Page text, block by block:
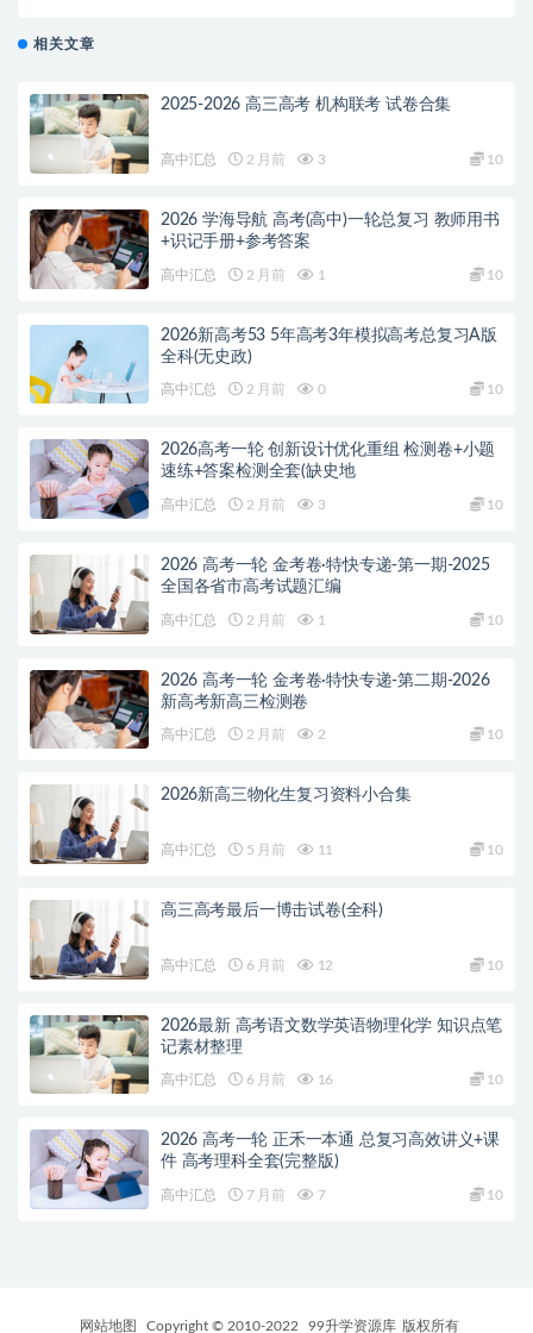
相关文章
2025-2026 高三高考 机构联考 试卷合集
高中汇总 2 月前 3 10
2026 学海导航 高考(高中)一轮总复习 教师用书
+识记手册+参考答案
高中汇总 2 月前 1 10
2026新高考53 5年高考3年模拟高考总复习A版
全科(无史政)
高中汇总 2 月前 0 10
2026高考一轮 创新设计优化重组 检测卷+小题
速练+答案检测全套(缺史地
高中汇总 2 月前 3 10
2026 高考一轮 金考卷·特快专递-第一期-2025
全国各省市高考试题汇编
高中汇总 2 月前 1 10
2026 高考一轮 金考卷·特快专递-第二期-2026
新高考新高三检测卷
高中汇总 2 月前 2 10
2026新高三物化生复习资料小合集
高中汇总 5 月前 11 10
高三高考最后一博击试卷(全科)
高中汇总 6 月前 12 10
2026最新 高考语文数学英语物理化学 知识点笔
记素材整理
高中汇总 6 月前 16 10
2026 高考一轮 正禾一本通 总复习高效讲义+课
件 高考理科全套(完整版)
高中汇总 7 月前 7 10
网站地图 Copyright © 2010-2022 99升学资源库 版权所有